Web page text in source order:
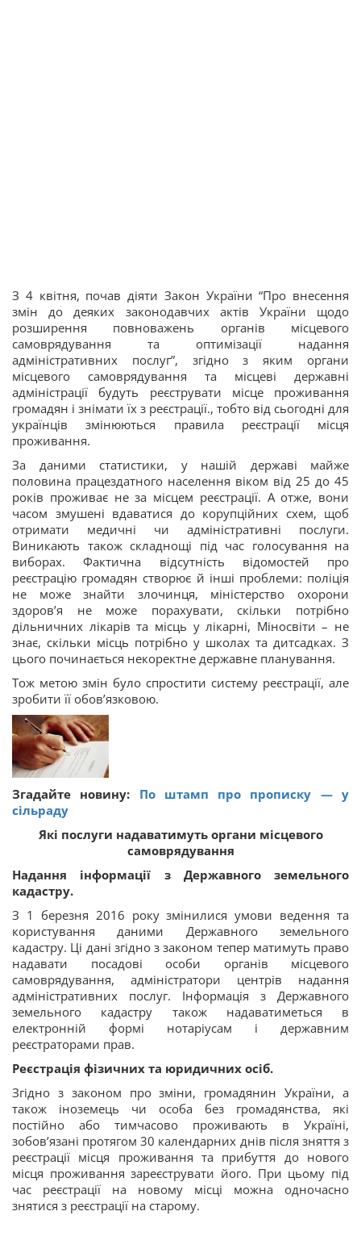
З 4 квітня, почав діяти Закон України “Про внесення
змін до деяких законодавчих актів України щодо
розширення повноважень органів місцевого
самоврядування та оптимізації надання
адміністративних послуг”, згідно з яким органи
місцевого самоврядування та місцеві державні
адміністрації будуть реєструвати місце проживання
громадян і знімати їх з реєстрації., тобто від сьогодні для
українців змінюються правила реєстрації місця
проживання.
За даними статистики, у нашій державі майже
половина працездатного населення віком від 25 до 45
років проживає не за місцем реєстрації. А отже, вони
часом змушені вдаватися до корупційних схем, щоб
отримати медичні чи адміністративні послуги.
Виникають також складнощі під час голосування на
виборах. Фактична відсутність відомостей про
реєстрацію громадян створює й інші проблеми: поліція
не може знайти злочинця, міністерство охорони
здоров’я не може порахувати, скільки потрібно
дільничних лікарів та місць у лікарні, Міносвіти – не
знає, скільки місць потрібно у школах та дитсадках. З
цього починається некоректне державне планування.
Тож метою змін було спростити систему реєстрації, але
зробити її обов’язковою.
Згадайте новину: По штамп про прописку — у
сільраду
Які послуги надаватимуть органи місцевого
самоврядування
Надання інформації з Державного земельного
кадастру.
З 1 березня 2016 року змінилися умови ведення та
користування даними Державного земельного
кадастру. Ці дані згідно з законом тепер матимуть право
надавати посадові особи органів місцевого
самоврядування, адміністратори центрів надання
адміністративних послуг. Інформація з Державного
земельного кадастру також надаватиметься в
електронній формі нотаріусам і державним
реєстраторами прав.
Реєстрація фізичних та юридичних осіб.
Згідно з законом про зміни, громадянин України, а
також іноземець чи особа без громадянства, які
постійно або тимчасово проживають в Україні,
зобов’язані протягом 30 календарних днів після зняття з
реєстрації місця проживання та прибуття до нового
місця проживання зареєструвати його. При цьому під
час реєстрації на новому місці можна одночасно
знятися з реєстрації на старому.